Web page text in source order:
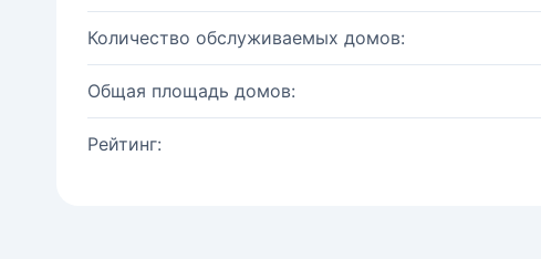
Количество обслуживаемых домов:
Общая площадь домов:
Рейтинг: